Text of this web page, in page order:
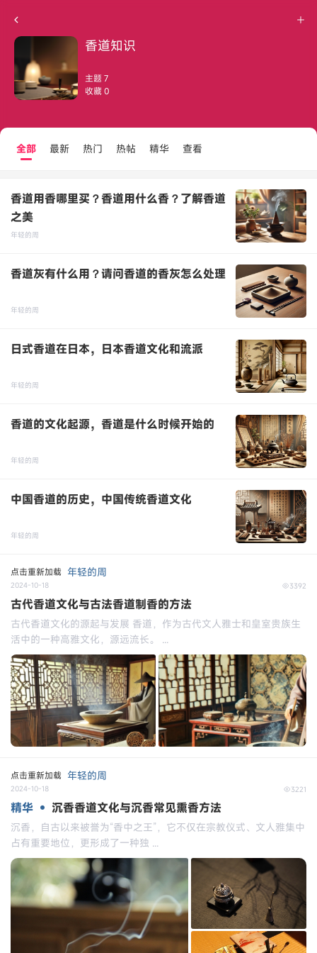
香道知识
主题 7
收藏 0
全部 最新 热门 热帖 精华 查看
香道用香哪里买？香道用什么香？了解香道
之美
年轻的周
香道灰有什么用？请问香道的香灰怎么处理
年轻的周
日式香道在日本，日本香道文化和流派
年轻的周
香道的文化起源，香道是什么时候开始的
年轻的周
中国香道的历史，中国传统香道文化
年轻的周
点击重新加载 年轻的周
2024-10-18 3392
古代香道文化与古法香道制香的方法
古代香道文化的源起与发展 香道，作为古代文人雅士和皇室贵族生
活中的一种高雅文化，源远流长。 ...
点击重新加载 年轻的周
2024-10-18 3221
精华 • 沉香香道文化与沉香常见熏香方法
沉香，自古以来被誉为“香中之王”，它不仅在宗教仪式、文人雅集中
占有重要地位，更形成了一种独 ...